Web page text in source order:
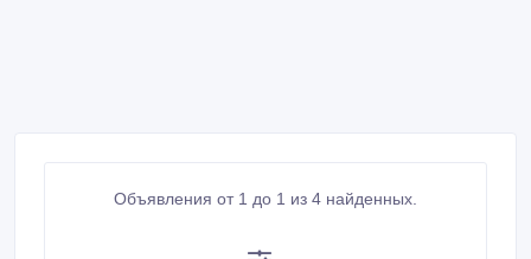
Объявления от 1 до 1 из 4 найденных.